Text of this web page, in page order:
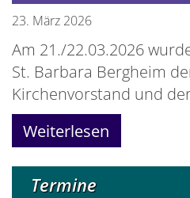
23. März 2026
Am 21./22.03.2026
St. Barbara Bergheim
Kirchenvorstand und
Weiterlesen
Termine